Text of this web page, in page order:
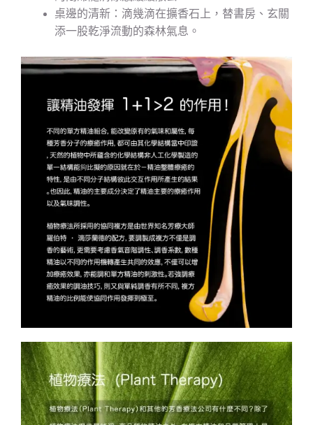
桌邊的清新：滴幾滴在擴香石上，替書房、玄關
添一股乾淨流動的森林氣息。